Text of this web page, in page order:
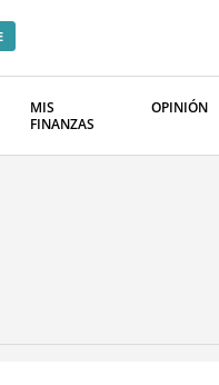
MIS
FINANZAS
OPINIÓN